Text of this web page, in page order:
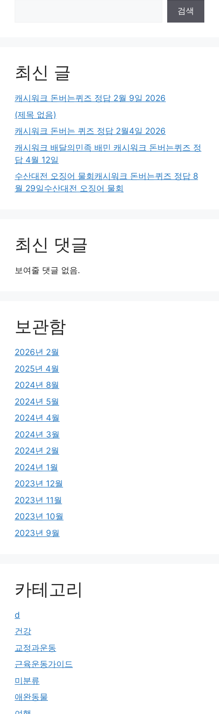
검색
최신 글
캐시워크 돈버는퀴즈 정답 2월 9일 2026
(제목 없음)
캐시워크 돈버는 퀴즈 정답 2월4일 2026
캐시워크 배달의민족 배민 캐시워크 돈버는퀴즈 정
답 4월 12일
수산대전 오징어 물회캐시워크 돈버는퀴즈 정답 8
월 29일수산대전 오징어 물회
최신 댓글
보여줄 댓글 없음.
보관함
2026년 2월
2025년 4월
2024년 8월
2024년 5월
2024년 4월
2024년 3월
2024년 2월
2024년 1월
2023년 12월
2023년 11월
2023년 10월
2023년 9월
카테고리
d
건강
교정과운동
근육운동가이드
미분류
애완동물